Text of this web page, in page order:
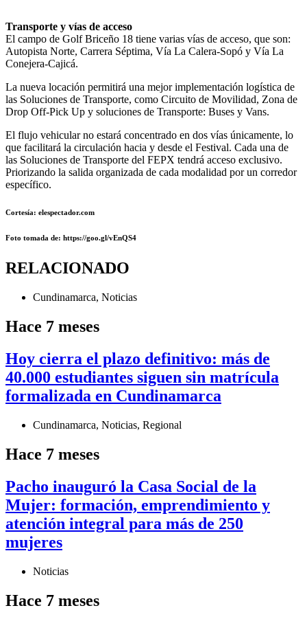
Transporte y vías de acceso
El campo de Golf Briceño 18 tiene varias vías de acceso, que son:
Autopista Norte, Carrera Séptima, Vía La Calera-Sopó y Vía La
Conejera-Cajicá.
La nueva locación permitirá una mejor implementación logística de
las Soluciones de Transporte, como Circuito de Movilidad, Zona de
Drop Off-Pick Up y soluciones de Transporte: Buses y Vans.
El flujo vehicular no estará concentrado en dos vías únicamente, lo
que facilitará la circulación hacia y desde el Festival. Cada una de
las Soluciones de Transporte del FEPX tendrá acceso exclusivo.
Priorizando la salida organizada de cada modalidad por un corredor
específico.
Cortesía: elespectador.com
Foto tomada de: https://goo.gl/vEnQS4
RELACIONADO
Cundinamarca, Noticias
Hace 7 meses
Hoy cierra el plazo definitivo: más de
40.000 estudiantes siguen sin matrícula
formalizada en Cundinamarca
Cundinamarca, Noticias, Regional
Hace 7 meses
Pacho inauguró la Casa Social de la
Mujer: formación, emprendimiento y
atención integral para más de 250
mujeres
Noticias
Hace 7 meses